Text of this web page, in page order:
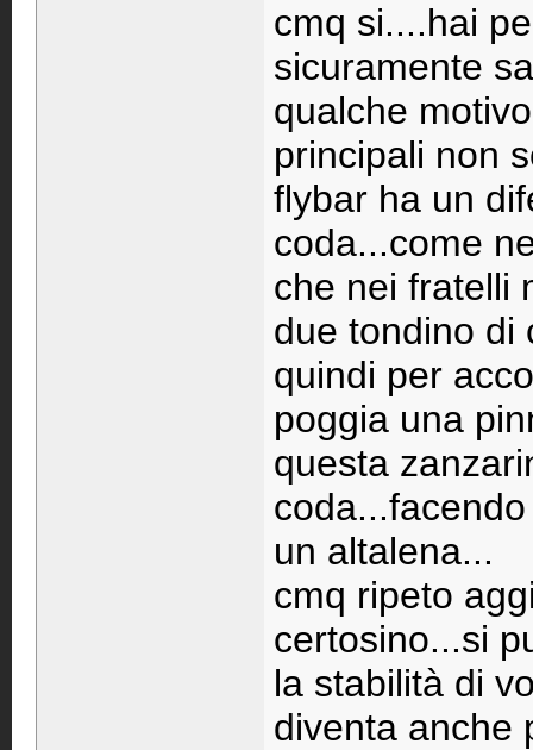
cmq si....hai
sicuramente
qualche
principali non
flybar ha un
coda...come
che nei fratelli
due tondino di
quindi per
poggia una
questa
un altalena...
cmq ripeto
certosino...si
la stabilità di
diventa anche